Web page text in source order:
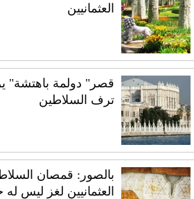
العثمانيين
قصر" دولمة باهتشة"
ترف السلاطين
بالصور: قمصان
العثمانيين لغز ليس